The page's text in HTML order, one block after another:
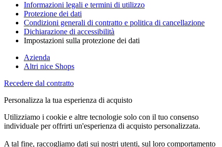
Informazioni legali e termini di utilizzo
Protezione dei dati
Condizioni generali di contratto e politica di cancellazione
Dichiarazione di accessibilità
Impostazioni sulla protezione dei dati
Azienda
Altri nice Shops
Recedere dal contratto
Personalizza la tua esperienza di acquisto
Utilizziamo i cookie e altre tecnologie solo con il tuo consenso
individuale per offrirti un'esperienza di acquisto personalizzata.
A tal fine, raccogliamo dati sui nostri utenti, sul loro comportamento